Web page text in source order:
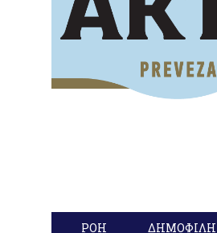
ΡΟΗ ΔΗΜΟΦΙΛΗ